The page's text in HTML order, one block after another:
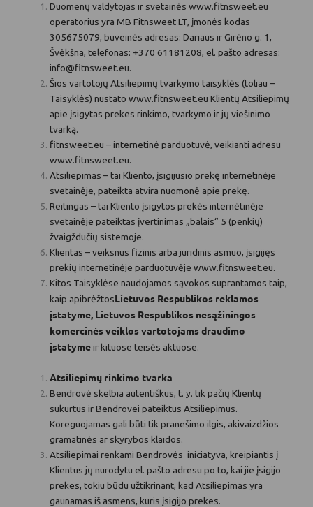
Duomenų valdytojas ir svetainės www.fitnsweet.eu
operatorius yra MB Fitnsweet LT, įmonės kodas
305675079, buveinės adresas: Dariaus ir Girėno g. 1,
Švėkšna, telefonas: +370 61181208, el. pašto adresas:
info@fitnsweet.eu.
Šios vartotojų Atsiliepimų tvarkymo taisyklės (toliau –
Taisyklės) nustato www.fitnsweet.eu Klientų Atsiliepimų
apie įsigytas prekes rinkimo, tvarkymo ir jų viešinimo
tvarką.
fitnsweet.eu – internetinė parduotuvė, veikianti adresu
www.fitnsweet.eu.
Atsiliepimas – tai Kliento, įsigijusio prekę internetinėje
svetainėje, pateikta atvira nuomonė apie prekę.
Reitingas – tai Kliento įsigytos prekės internėtinėje
svetainėje pateiktas įvertinimas „balais“ 5 (penkių)
žvaigždučių sistemoje.
Klientas – veiksnus fizinis arba juridinis asmuo, įsigijęs
prekių internetinėje parduotuvėjewww.fitnsweet.eu.
Kitos Taisyklėse naudojamos sąvokos suprantamos taip,
kaip apibrėžtosLietuvos Respublikos reklamos
įstatyme, Lietuvos Respublikos nesąžiningos
komercinės veiklos vartotojams draudimo
įstatymeir kituose teisės aktuose.
Atsiliepimų rinkimo tvarka
Bendrovė skelbia autentiškus, t. y. tik pačių Klientų
sukurtus ir Bendrovei pateiktus Atsiliepimus.
Koreguojamas gali būti tik pranešimo ilgis, akivaizdžios
gramatinės ar skyrybos klaidos.
Atsiliepimai renkami Bendrovės iniciatyva, kreipiantis į
Klientus jų nurodytu el. pašto adresu po to, kai jie įsigijo
prekes, tokiu būdu užtikrinant, kad Atsiliepimas yra
gaunamas iš asmens, kuris įsigijo prekes.